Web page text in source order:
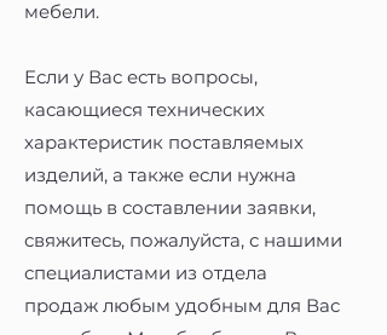
мебели.
Если у Вас есть вопросы,
касающиеся технических
характеристик поставляемых
изделий, а также если нужна
помощь в составлении заявки,
свяжитесь, пожалуйста, с нашими
специалистами из отдела
продаж любым удобным для Вас